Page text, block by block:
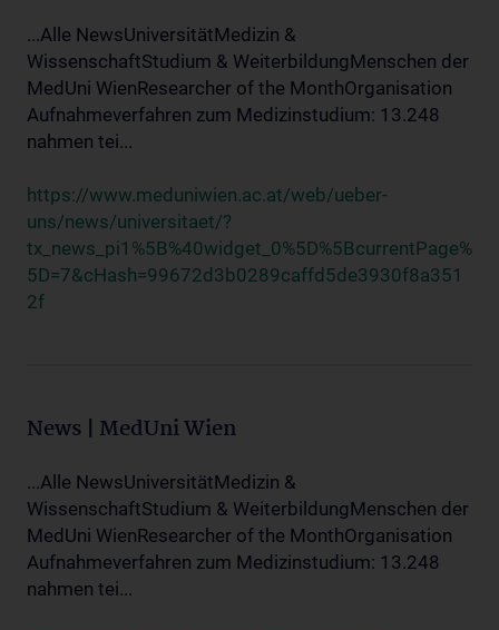
...Alle NewsUniversitätMedizin &
WissenschaftStudium & WeiterbildungMenschen der
MedUni WienResearcher of the MonthOrganisation
Aufnahmeverfahren zum Medizinstudium: 13.248
nahmen tei...
https://www.meduniwien.ac.at/web/ueber-
uns/news/universitaet/?
tx_news_pi1%5B%40widget_0%5D%5BcurrentPage%
5D=7&cHash=99672d3b0289caffd5de3930f8a351
2f
News | MedUni Wien
...Alle NewsUniversitätMedizin &
WissenschaftStudium & WeiterbildungMenschen der
MedUni WienResearcher of the MonthOrganisation
Aufnahmeverfahren zum Medizinstudium: 13.248
nahmen tei...